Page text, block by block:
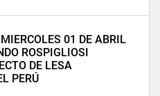
01 DE ABRIL
ROSPIGLIOSI
DE LESA
PERÚ